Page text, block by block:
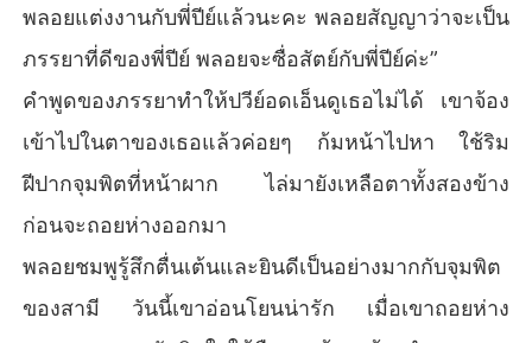
พลอยแต่งงานกับพี่ปีย์แล้วนะคะ พลอยสัญญาว่าจะเป็น
ภรรยาที่ดีของพี่ปีย์ พลอยจะซื่อสัตย์กับพี่ปีย์ค่ะ”
คำพูดของภรรยาทำให้ปวีย์อดเอ็นดูเธอไม่ได้ เขาจ้อง
เข้าไปในตาของเธอแล้วค่อยๆ ก้มหน้าไปหา ใช้ริม
ฝีปากจุมพิตที่หน้าผาก ไล่มายังเหลือตาทั้งสองข้าง
ก่อนจะถอยห่างออกมา
พลอยชมพูรู้สึกตื่นเต้นและยินดีเป็นอย่างมากกับจุมพิต
ของสามี วันนี้เขาอ่อนโยนน่ารัก เมื่อเขาถอยห่าง